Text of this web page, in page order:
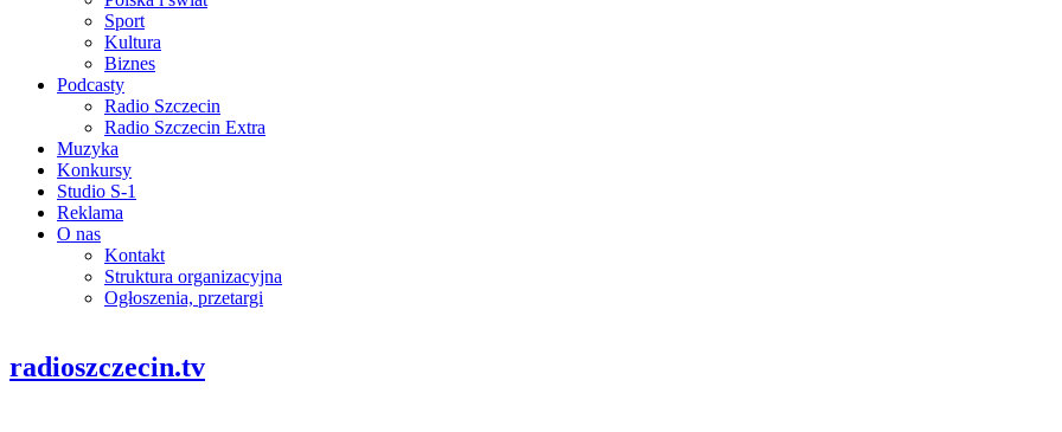
Sport
Kultura
Biznes
Podcasty
Radio Szczecin
Radio Szczecin Extra
Muzyka
Konkursy
Studio S-1
Reklama
O nas
Kontakt
Struktura organizacyjna
Ogłoszenia, przetargi
radioszczecin.tv